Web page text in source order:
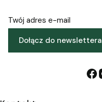
Twój adres e-mail
Dołącz do newslettera